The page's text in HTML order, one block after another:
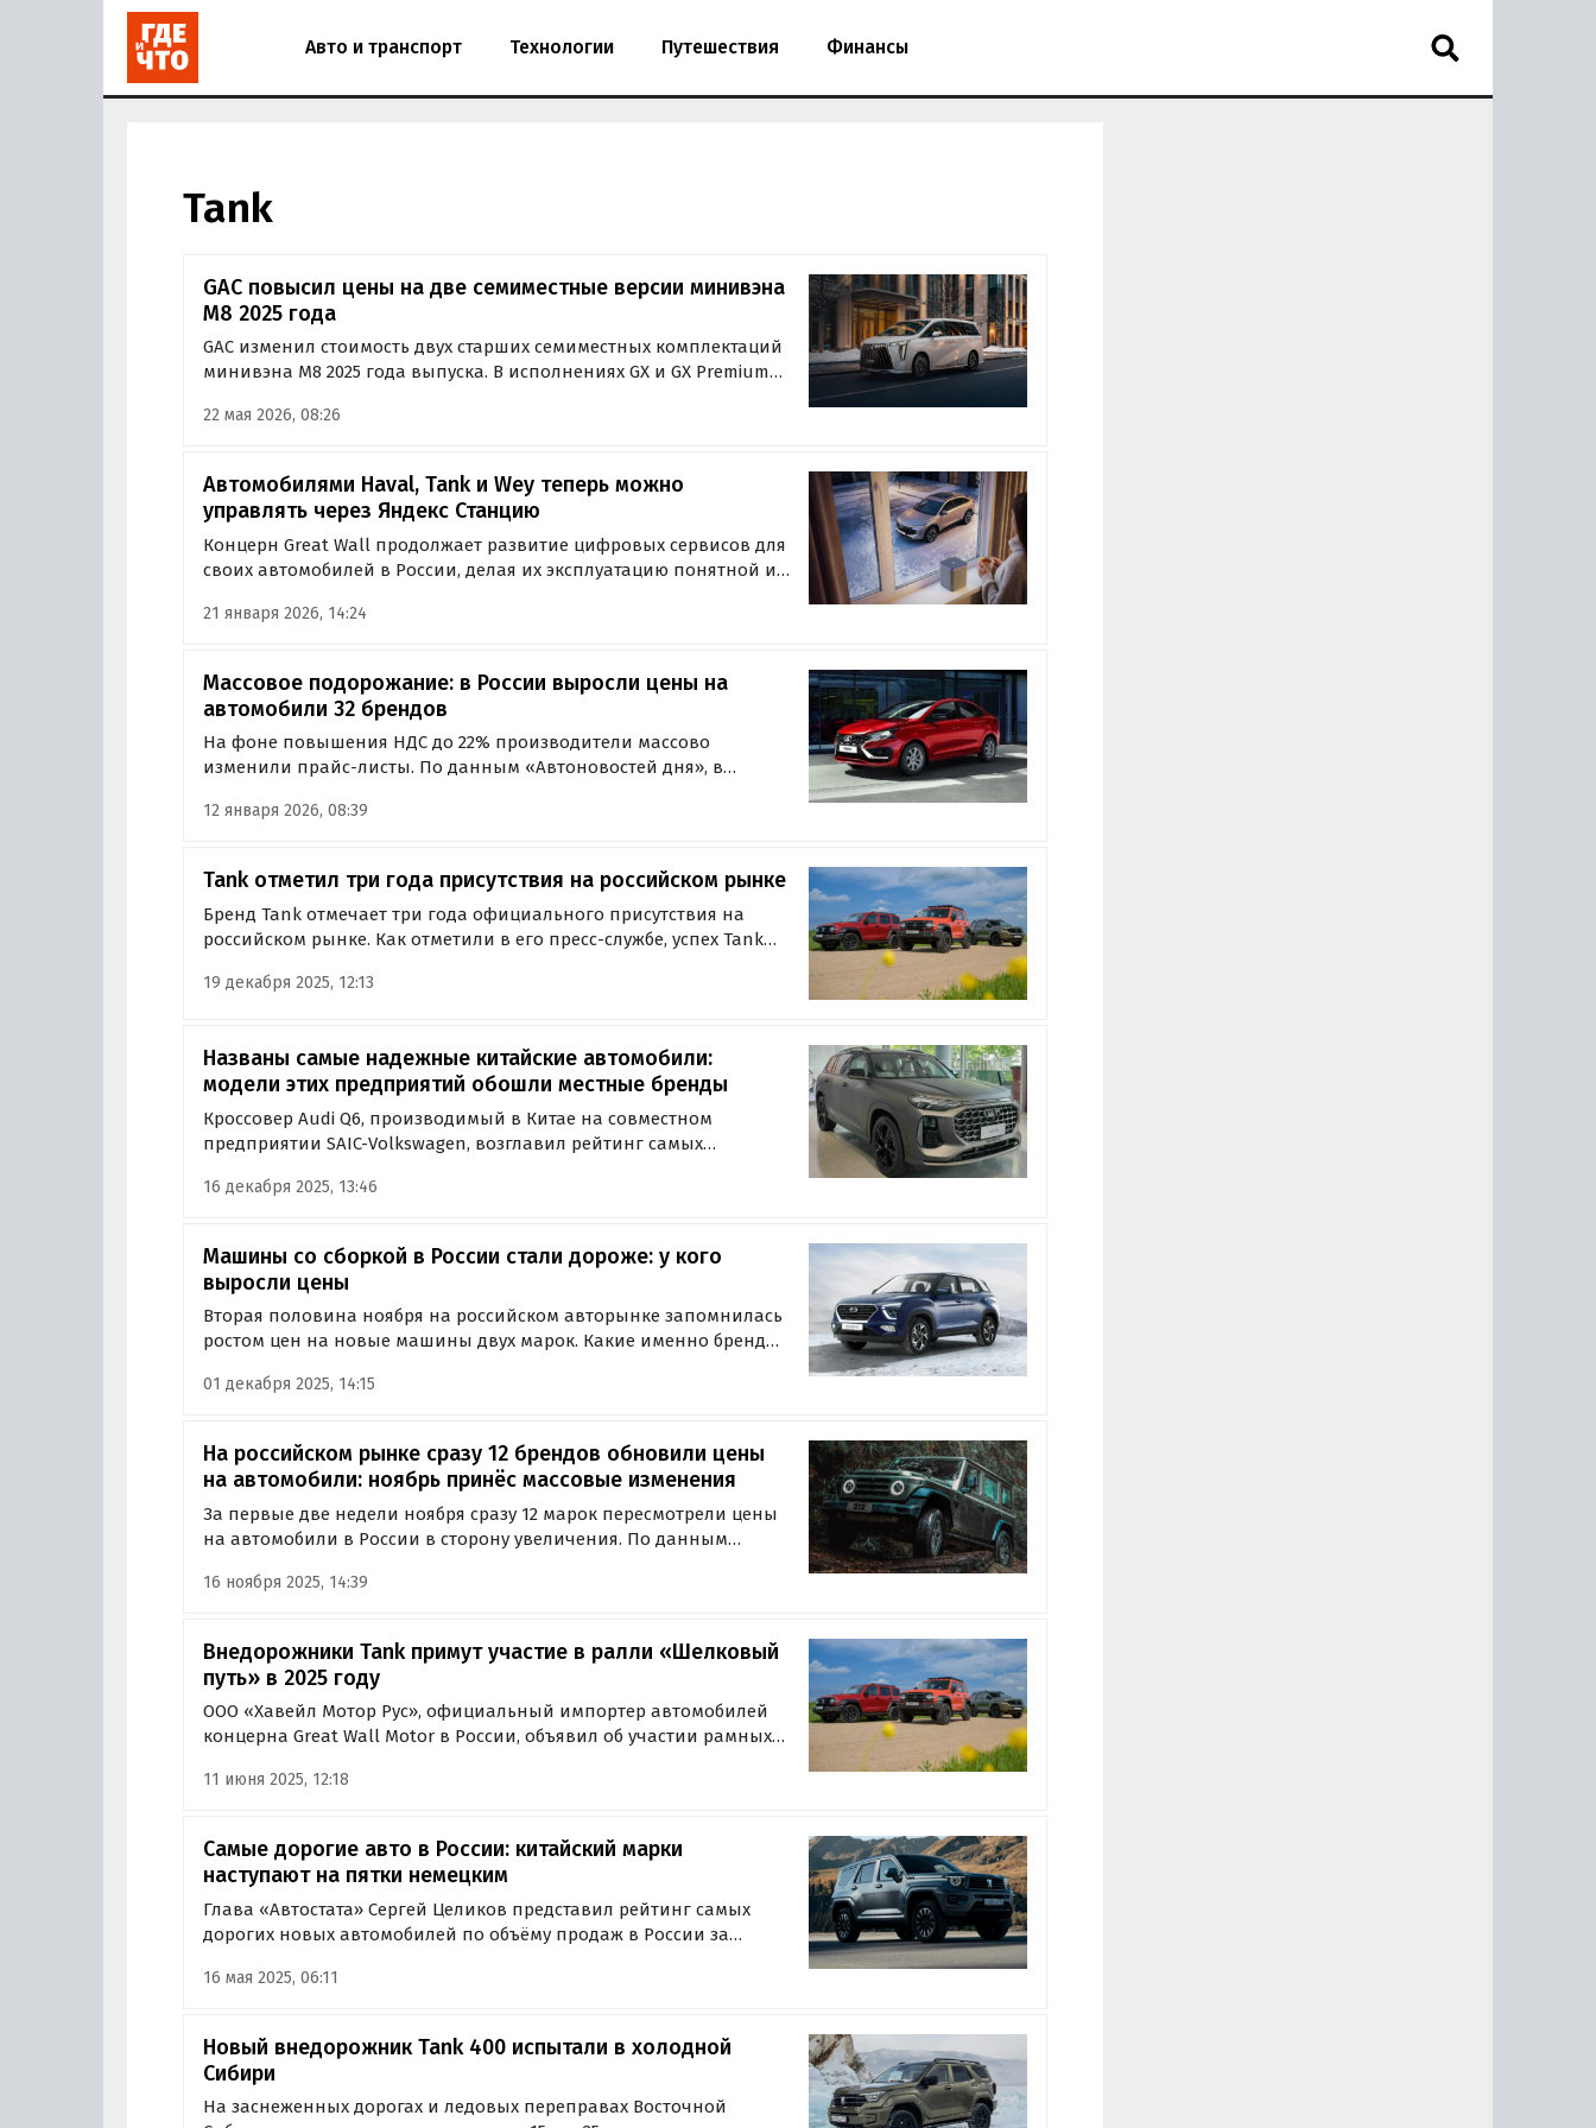
Авто и транспорт Технологии Путешествия Финансы
Tank
GAC повысил цены на две семиместные версии минивэна
M8 2025 года
GAC изменил стоимость двух старших семиместных комплектаций
минивэна M8 2025 года выпуска. В исполнениях GX и GX Premium
мониторинга прайс-листов марки.
22 мая 2026, 08:26
Автомобилями Haval, Tank и Wey теперь можно
управлять через Яндекс Станцию
Концерн Great Wall продолжает развитие цифровых сервисов для
своих автомобилей в России, делая их эксплуатацию понятной и
активированными сервисами GWM Connection стало доступно
21 января 2026, 14:24
Массовое подорожание: в России выросли цены на
автомобили 32 брендов
На фоне повышения НДС до 22% производители массово
изменили прайс-листы. По данным «Автоновостей дня», в
переписали 32 бренда.
12 января 2026, 08:39
Tank отметил три года присутствия на российском рынке
Бренд Tank отмечает три года официального присутствия на
российском рынке. Как отметили в его пресс-службе, успех Tank
повышенную проходимость рамного внедорожника с высоким
19 декабря 2025, 12:13
Названы самые надежные китайские автомобили:
модели этих предприятий обошли местные бренды
Кроссовер Audi Q6, производимый в Китае на совместном
предприятии SAIC-Volkswagen, возглавил рейтинг самых
16 декабря 2025, 13:46
Машины со сборкой в России стали дороже: у кого
выросли цены
Вторая половина ноября на российском авторынке запомнилась
ростом цен на новые машины двух марок. Какие именно бренды
мониторинга прайс-листов автопроизводителей.
01 декабря 2025, 14:15
На российском рынке сразу 12 брендов обновили цены
на автомобили: ноябрь принёс массовые изменения
За первые две недели ноября сразу 12 марок пересмотрели цены
на автомобили в России в сторону увеличения. По данным
некитайские бренды.
16 ноября 2025, 14:39
Внедорожники Tank примут участие в ралли «Шелковый
путь» в 2025 году
ООО «Хавейл Мотор Рус», официальный импортер автомобилей
концерна Great Wall Motor в России, объявил об участии рамных
«Шелковый путь» в зачете Гранд Тур.
11 июня 2025, 12:18
Самые дорогие авто в России: китайский марки
наступают на пятки немецким
Глава «Автостата» Сергей Целиков представил рейтинг самых
дорогих новых автомобилей по объёму продаж в России за
его приобрели 521 раз при средней стоимости 30,2 млн рублей, на
16 мая 2025, 06:11
Новый внедорожник Tank 400 испытали в холодной
Сибири
На заснеженных дорогах и ледовых переправах Восточной